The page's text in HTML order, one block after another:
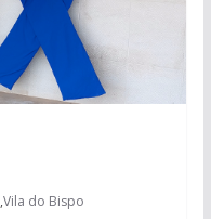
,Vila do Bispo